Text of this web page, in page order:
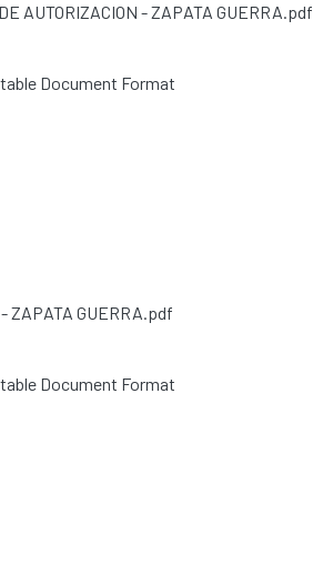
AUTORIZACION - ZAPATA GUERRA.pdf
Document Format
ZAPATA GUERRA.pdf
Document Format